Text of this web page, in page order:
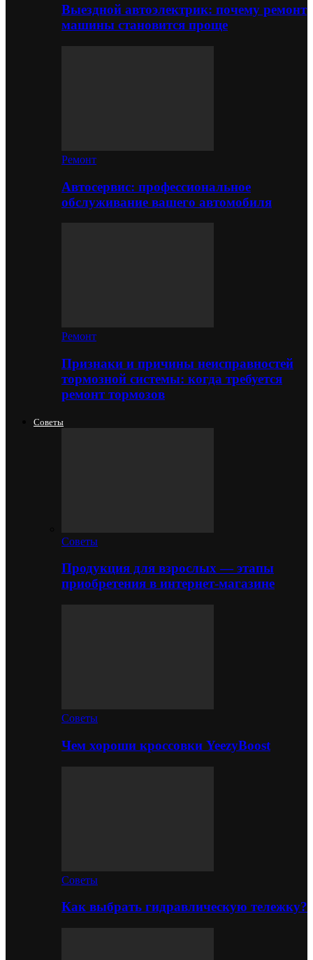
Выездной автоэлектрик: почему ремонт
машины становится проще
Ремонт
Автосервис: профессиональное
обслуживание вашего автомобиля
Ремонт
Признаки и причины неисправностей
тормозной системы: когда требуется
ремонт тормозов
Советы
Советы
Продукция для взрослых — этапы
приобретения в интернет-магазине
Советы
Чем хороши кроссовки YeezyBoost
Советы
Как выбрать гидравлическую тележку?